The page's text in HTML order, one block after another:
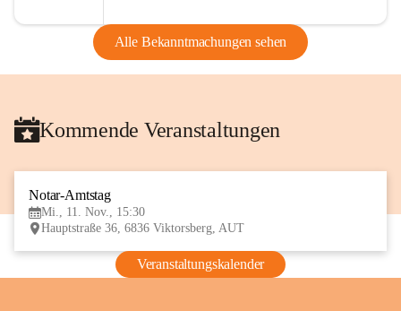
Alle Bekanntmachungen sehen
Kommende Veranstaltungen
Notar-Amtstag
Mi., 11. Nov., 15:30
Hauptstraße 36, 6836 Viktorsberg, AUT
Veranstaltungskalender